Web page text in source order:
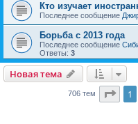
Кто изучает
Последнее сообщение
Борьба с 2013 года
Последнее сообщение
Ответы: 3
Новая тема
706 тем 1